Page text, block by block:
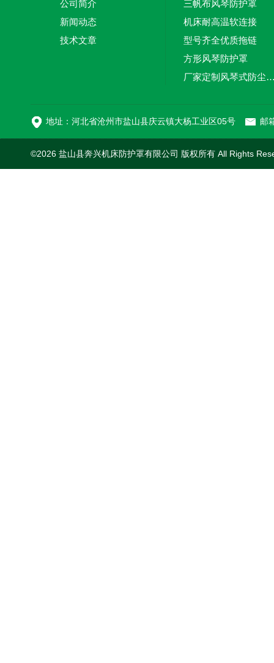
公司简介
新闻动态
技术文章
三帆布风琴防护罩
机床耐高温软连接
型号齐全优质拖链
方形风琴防护罩
厂家定制风琴式
地址：河北省沧州市盐山县庆云镇大杨工业区05号 邮
©2026 盐山县奔兴机床防护罩有限公司 版权所有 All Rights